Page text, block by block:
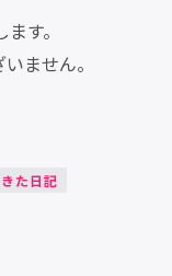
す。
ません。
た日記